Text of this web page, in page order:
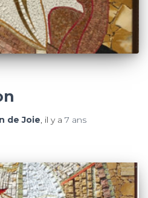
de Joie, il y a 7 ans